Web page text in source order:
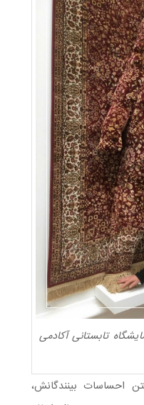
تابستانی آکادمی
برانگیختن احساسات بینندگانش،